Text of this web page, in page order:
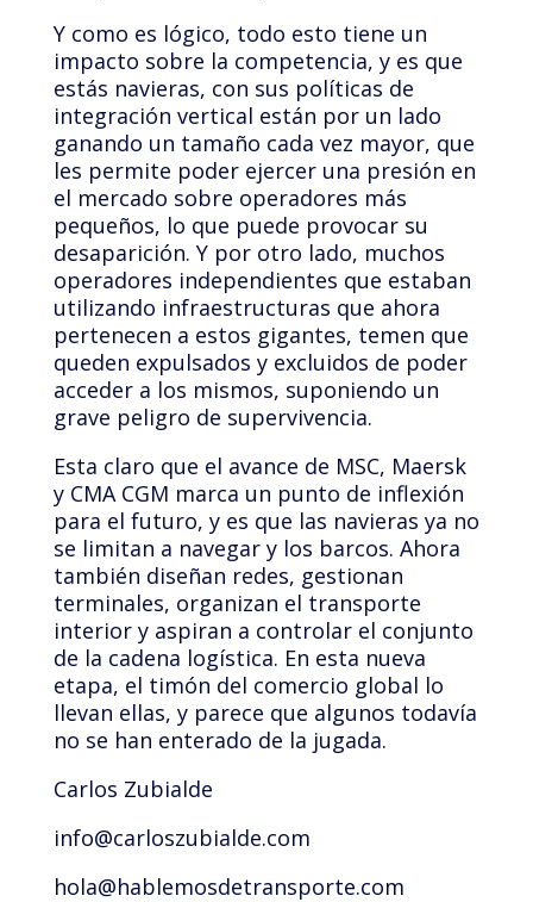
Y como es lógico, todo esto tiene un
impacto sobre la competencia, y es que
estás navieras, con sus políticas de
integración vertical están por un lado
ganando un tamaño cada vez mayor, que
les permite poder ejercer una presión en
el mercado sobre operadores más
pequeños, lo que puede provocar su
desaparición. Y por otro lado, muchos
operadores independientes que estaban
utilizando infraestructuras que ahora
pertenecen a estos gigantes, temen que
queden expulsados y excluidos de poder
acceder a los mismos, suponiendo un
grave peligro de supervivencia.
Esta claro que el avance de MSC, Maersk
y CMA CGM marca un punto de inflexión
para el futuro, y es que las navieras ya no
se limitan a navegar y los barcos. Ahora
también diseñan redes, gestionan
terminales, organizan el transporte
interior y aspiran a controlar el conjunto
de la cadena logística. En esta nueva
etapa, el timón del comercio global lo
llevan ellas, y parece que algunos todavía
no se han enterado de la jugada.
Carlos Zubialde
info@carloszubialde.com
hola@hablemosdetransporte.com